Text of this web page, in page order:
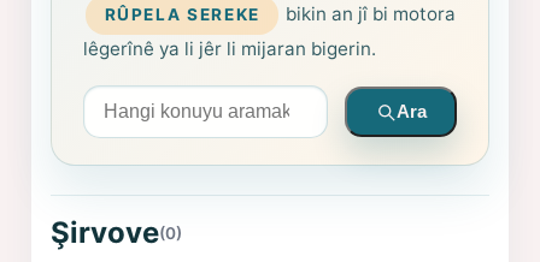
RÛPELA SEREKE
bikin an jî bi motora
lêgerînê ya li jêr li mijaran bigerin.
Arama yapın
Ara
Şirvove(0)